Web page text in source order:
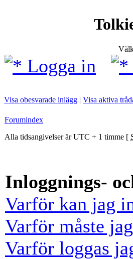
Logga in
Visa obesvarade inlägg | Visa aktiva
Forumindex
Alla tidsangivelser är UTC + 1 timme [
Inloggnings-
Varför kan jag
Varför måste
Varför loggas